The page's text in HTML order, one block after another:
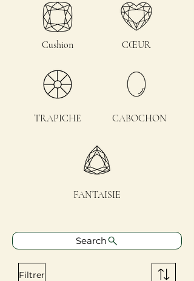
Cushion CŒUR
TRAPICHE CABOCHON
FANTAISIE
Search
Filtrer